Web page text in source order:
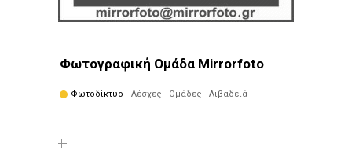
Φωτογραφική Ομάδα Mirrorfoto
Φωτοδίκτυο · Λέσχες - Ομάδες · Λιβαδειά